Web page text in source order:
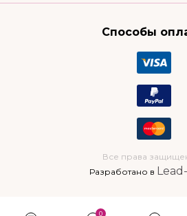
Способы
Все права
Разработано в
0